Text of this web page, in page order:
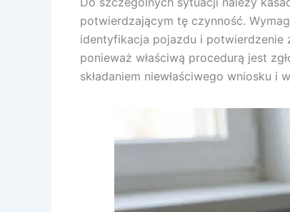
potwierdzającym tę czynność.
identyfikacja pojazdu i potwierdzenie
ponieważ właściwą procedurą jest
składaniem niewłaściwego wniosku i